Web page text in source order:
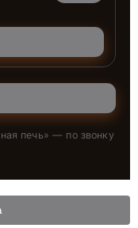
печь» — по звонку